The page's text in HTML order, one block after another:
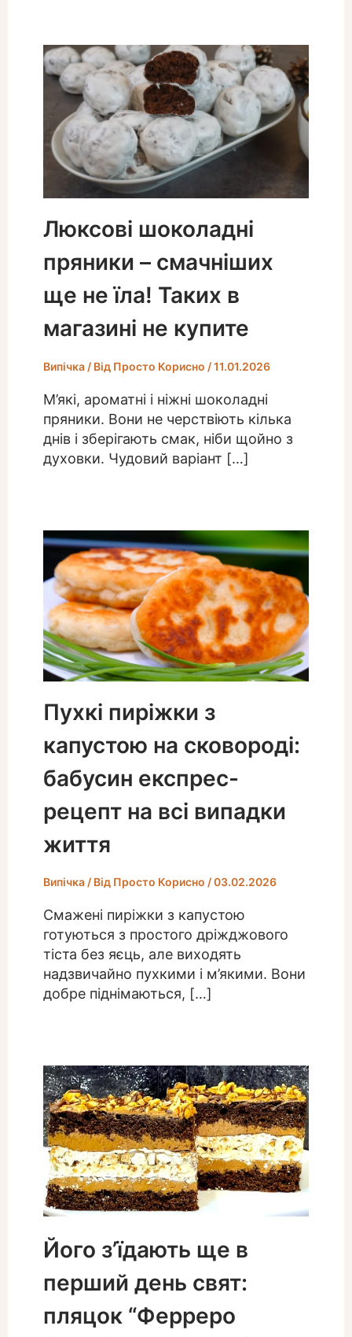
Люксові шоколадні
пряники – смачніших
ще не їла! Таких в
магазині не купите
Випічка/ Від Просто Корисно /11.01.2026
М’які, ароматні і ніжні шоколадні
пряники. Вони не черствіють кілька
днів і зберігають смак, ніби щойно з
духовки. Чудовий варіант […]
Пухкі пиріжки з
капустою на сковороді:
бабусин експрес-
рецепт на всі випадки
життя
Випічка/ Від Просто Корисно /03.02.2026
Смажені пиріжки з капустою
готуються з простого дріжджового
тіста без яєць, але виходять
надзвичайно пухкими і м’якими. Вони
добре піднімаються, […]
Його з’їдають ще в
перший день свят:
пляцок “Ферреро